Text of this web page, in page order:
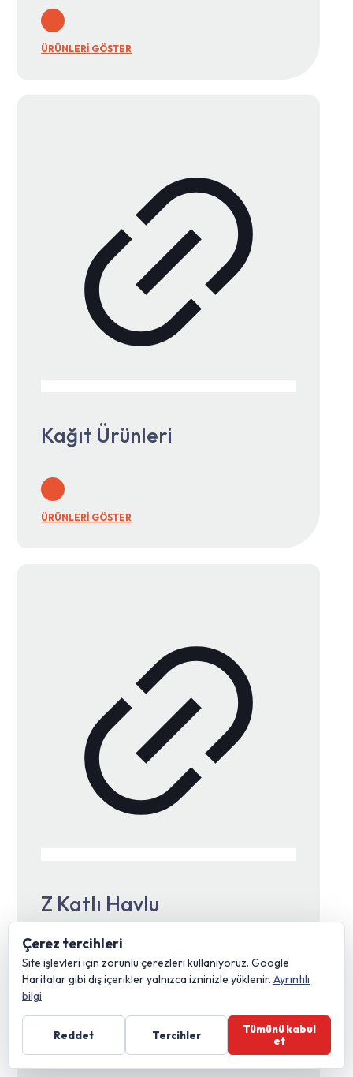
ÜRÜNLERİ GÖSTER
Kağıt Ürünleri
ÜRÜNLERİ GÖSTER
Z Katlı Havlu
ÜRÜNLERİ GÖSTER
Çerez tercihleri
Site işlevleri için zorunlu çerezleri kullanıyoruz. Google
Haritalar gibi dış içerikler yalnızca izninizle yüklenir. Ayrıntılı
bilgi
Reddet Tercihler
Tümünü kabul
et